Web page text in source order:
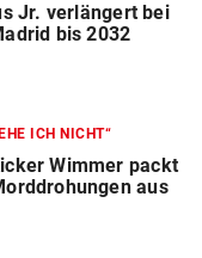
Jr. verlängert bei
bis 2032
ICH NICHT“
Wimmer packt
aus